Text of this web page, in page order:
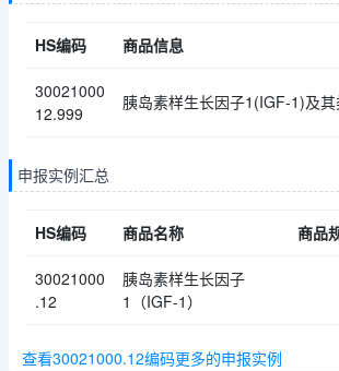
HS编码 商品信息
30021000
12.999
胰岛素样生长因子1(IGF-1)及
申报实例汇总
HS编码 商品名称 商品
30021000
.12
胰岛素样生长因子
1（IGF-1）
查看30021000.12编码更多的申报实例